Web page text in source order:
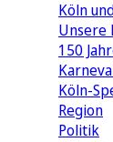
Köln
Unsere
150
Köln-
Region
Politik